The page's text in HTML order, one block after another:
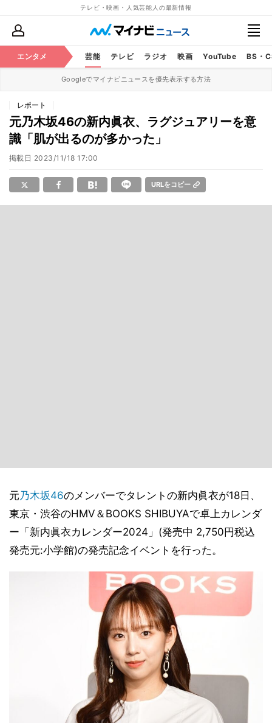
テレビ・映画・人気芸能人の最新情報
エンタメ 芸能 テレビ ラジオ 映画 YouTube BS・
Googleでマイナビニュースを優先表示する方法
レポート
元乃木坂46の新内眞衣、ラグジュアリーを意
識「肌が出るのが多かった」
掲載日 2023/11/18 17:00
URLをコピー
元乃木坂46のメンバーでタレントの新内眞衣が18日、
東京・渋谷のHMV＆BOOKS SHIBUYAで卓上カレンダ
ー「新内眞衣カレンダー2024」(発売中 2,750円税込
発売元:小学館)の発売記念イベントを行った。